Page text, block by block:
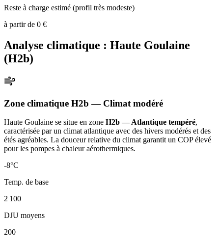
Reste à charge estimé (profil très modeste)
à partir de 0 €
Analyse climatique : Haute Goulaine
(H2b)
Zone climatique H2b — Climat modéré
Haute Goulaine se situe en zone H2b — Atlantique tempéré,
caractérisée par un climat atlantique avec des hivers modérés et des
étés agréables. La douceur relative du climat garantit un COP élevé
pour les pompes à chaleur aérothermiques.
-8°C
Temp. de base
2 100
DJU moyens
200